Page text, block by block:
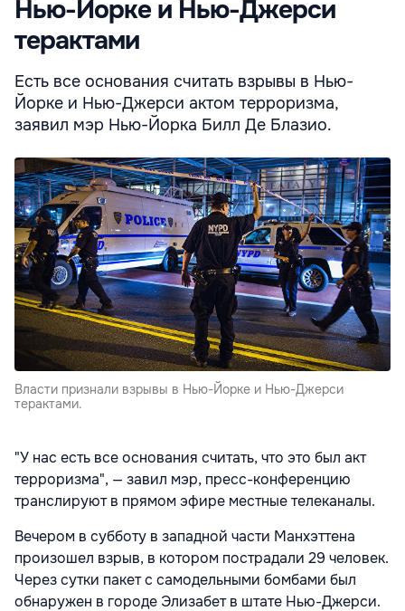
Нью-Йорке и Нью-Джерси
терактами
Есть все основания считать взрывы в Нью-
Йорке и Нью-Джерси актом терроризма,
заявил мэр Нью-Йорка Билл Де Блазио.
Власти признали взрывы в Нью-Йорке и Нью-Джерси
терактами.
"У нас есть все основания считать, что это был акт
терроризма", — завил мэр, пресс-конференцию
транслируют в прямом эфире местные телеканалы.
Вечером в субботу в западной части Манхэттена
произошел взрыв, в котором пострадали 29 человек.
Через сутки пакет с самодельными бомбами был
обнаружен в городе Элизабет в штате Нью-Джерси.